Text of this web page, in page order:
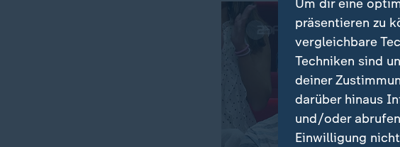
Um dir eine
präsentieren zu
vergleichbare
Techniken sind
deiner
darüber hinaus
und/oder
Einwilligung